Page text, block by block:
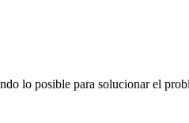
lo posible para solucionar el